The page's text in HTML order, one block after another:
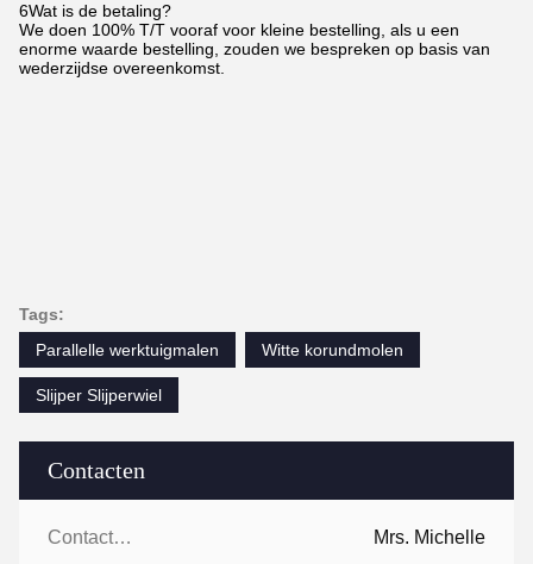
Contacten
Contacten: Mrs. Michelle
6Wat is de betaling?
We doen 100% T/T vooraf voor kleine bestelling, als u een
enorme waarde bestelling, zouden we bespreken op basis van
wederzijdse overeenkomst.
Tags:
Parallelle werktuigmalen
Witte korundmolen
Slijper Slijperwiel